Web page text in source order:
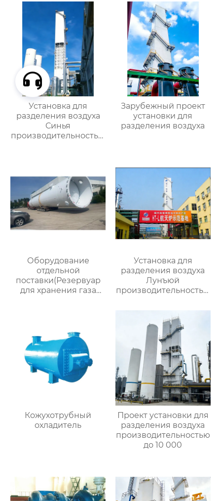
Установка для
разделения воздуха
Синья
производительностью
Зарубежный проект
установки для
разделения воздуха
Оборудование
отдельной
поставки(Резервуар
для хранения газа
Установка для
разделения воздуха
Лунъюй
производительностью
Кожухотрубный
охладитель
Проект установки для
разделения воздуха
производительностью
до 10 000